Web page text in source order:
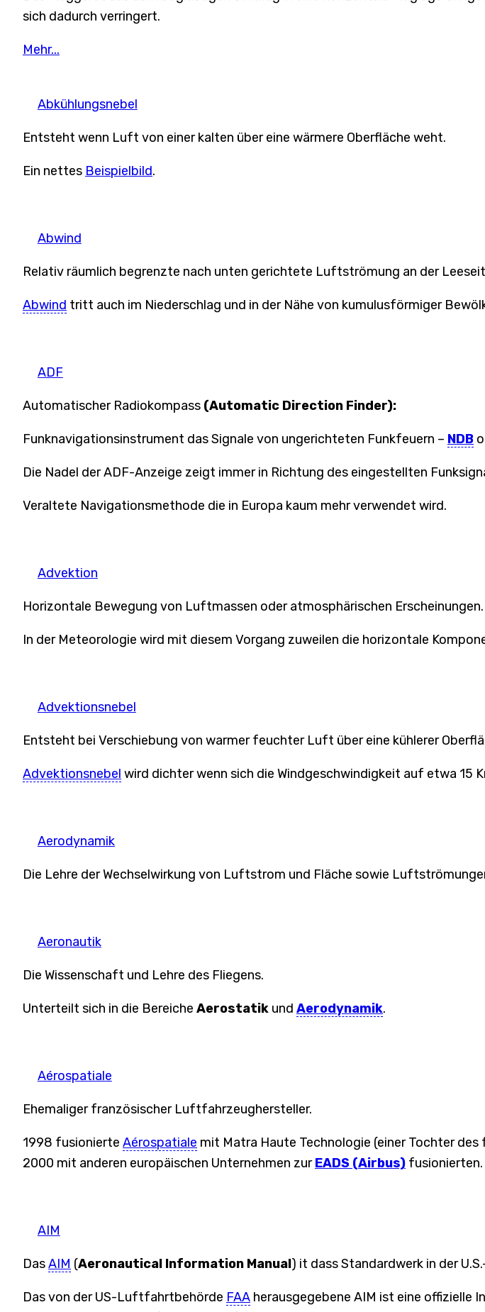
sich dadurch verringert.
Mehr...
Abkühlungsnebel
Entsteht wenn Luft von einer kalten über eine wärmere Oberfläche weht.
Ein nettes Beispielbild.
Abwind
Relativ räumlich begrenzte nach unten gerichtete Luftströmung an der
Abwind tritt auch im Niederschlag und in der Nähe von kumulusförmiger
ADF
Automatischer Radiokompass (Automatic Direction Finder):
Funknavigationsinstrument das Signale von ungerichteten Funkfeuern – NDB
Die Nadel der ADF-Anzeige zeigt immer in Richtung des eingestellten
Veraltete Navigationsmethode die in Europa kaum mehr verwendet wird.
Advektion
Horizontale Bewegung von Luftmassen oder atmosphärischen Erscheinungen.
In der Meteorologie wird mit diesem Vorgang zuweilen die horizontale
Advektionsnebel
Entsteht bei Verschiebung von warmer feuchter Luft über eine kühlerer
Advektionsnebel wird dichter wenn sich die Windgeschwindigkeit auf etwa 15
Aerodynamik
Die Lehre der Wechselwirkung von Luftstrom und Fläche sowie
Aeronautik
Die Wissenschaft und Lehre des Fliegens.
Unterteilt sich in die Bereiche Aerostatik und Aerodynamik.
Aérospatiale
Ehemaliger französischer Luftfahrzeughersteller.
1998 fusionierte Aérospatiale mit Matra Haute Technologie (einer Tochter
2000 mit anderen europäischen Unternehmen zurEADS (Airbus) fusionierten.
AIM
DasAIM (Aeronautical Information Manual) it dass Standardwerk in der
Das von der US-Luftfahrtbehörde FAA herausgegebene AIM ist eine